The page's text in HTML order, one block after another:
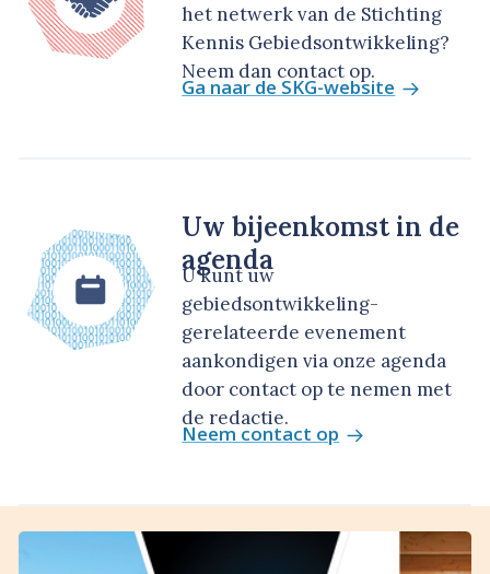
het netwerk van de Stichting
Kennis Gebiedsontwikkeling?
Neem dan contact op.
Ga naar de SKG-website
Uw bijeenkomst in de
agenda
U kunt uw
gebiedsontwikkeling-
gerelateerde evenement
aankondigen via onze agenda
door contact op te nemen met
de redactie.
Neem contact op